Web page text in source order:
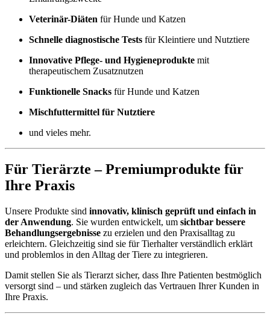
Veterinär-Diäten für Hunde und Katzen
Schnelle diagnostische Tests für Kleintiere und Nutztiere
Innovative Pflege- und Hygieneprodukte mit
therapeutischem Zusatznutzen
Funktionelle Snacks für Hunde und Katzen
Mischfuttermittel für Nutztiere
und vieles mehr.
Für Tierärzte – Premiumprodukte für
Ihre Praxis
Unsere Produkte sind innovativ, klinisch geprüft und einfach in
der Anwendung. Sie wurden entwickelt, um sichtbar bessere
Behandlungsergebnisse zu erzielen und den Praxisalltag zu
erleichtern. Gleichzeitig sind sie für Tierhalter verständlich erklärt
und problemlos in den Alltag der Tiere zu integrieren.
Damit stellen Sie als Tierarzt sicher, dass Ihre Patienten bestmöglich
versorgt sind – und stärken zugleich das Vertrauen Ihrer Kunden in
Ihre Praxis.